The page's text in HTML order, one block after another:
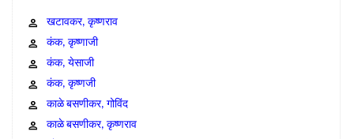
खटावकर, कृष्णराव
कंक, कृष्णाजी
कंक, येसाजी
कंक, कृष्णजी
काळे बसणीकर, गोविंद
काळे बसणीकर, कृष्णराव